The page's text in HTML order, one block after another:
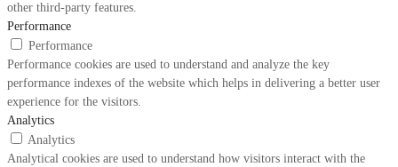
other third-party features.
Performance
Performance
Performance cookies are used to understand and analyze the key
performance indexes of the website which helps in delivering a better user
experience for the visitors.
Analytics
Analytics
Analytical cookies are used to understand how visitors interact with the